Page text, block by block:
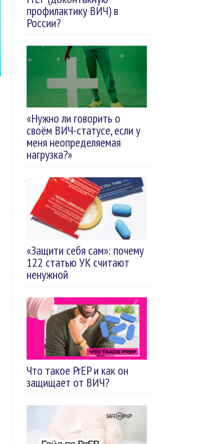
профилактику ВИЧ) в
России?
«Нужно ли говорить о
своём ВИЧ-статусе, если у
меня неопределяемая
нагрузка?»
«Защити себя сам»: почему
122 статью УК считают
ненужной
Что такое PrEP и как он
защищает от ВИЧ?